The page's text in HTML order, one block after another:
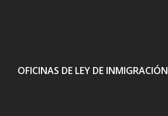
OFICINAS DE LEY DE INMIGRACIÓN